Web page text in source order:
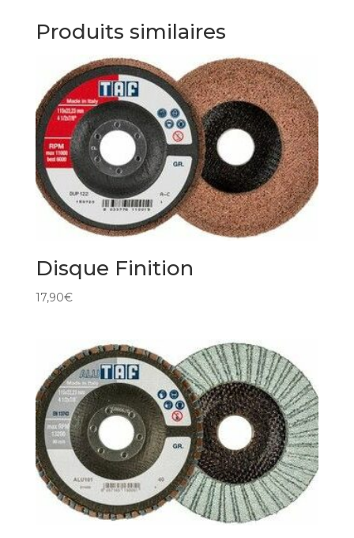
Produits similaires
Disque Finition
17,90€